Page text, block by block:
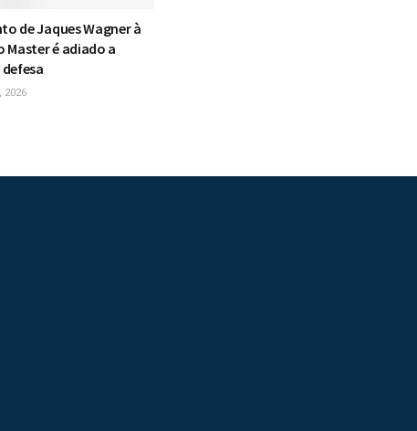
de Jaques Wagner à
Master é adiado a
2026